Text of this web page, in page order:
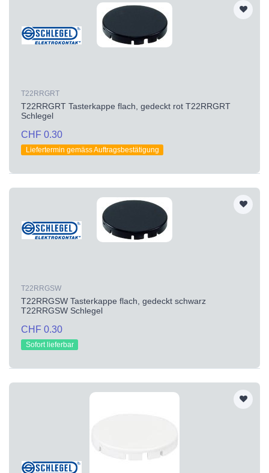
T22RRGRT
T22RRGRT Tasterkappe flach, gedeckt rot T22RRGRT
Schlegel
CHF 0.30
Liefertermin gemäss Auftragsbestätigung
T22RRGSW
T22RRGSW Tasterkappe flach, gedeckt schwarz
T22RRGSW Schlegel
CHF 0.30
Sofort lieferbar